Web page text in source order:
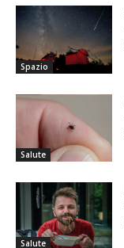
Spazio
Salute
Salute